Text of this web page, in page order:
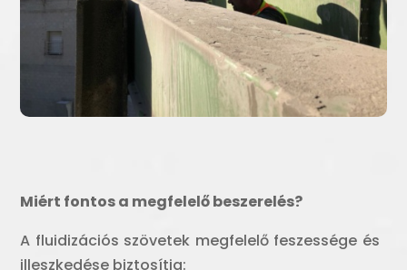
Miért fontos a megfelelő beszerelés?
A fluidizációs szövetek megfelelő feszessége és
illeszkedése biztosítja: